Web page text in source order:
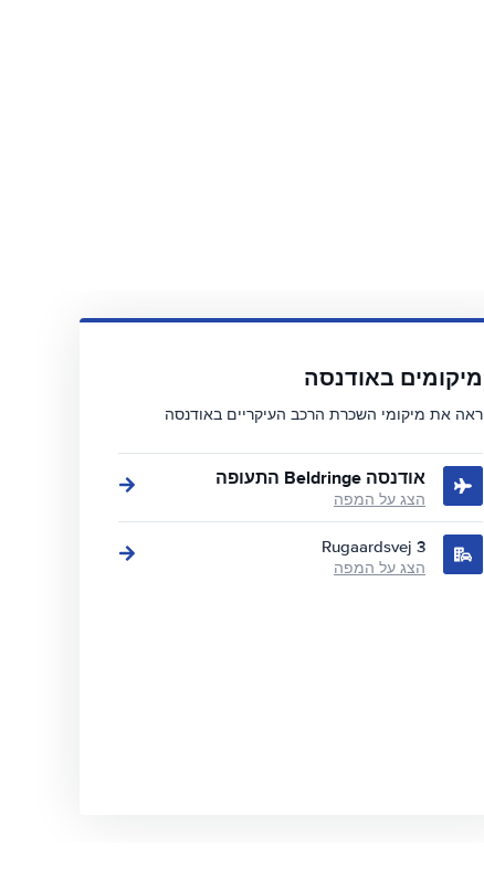
מיקומים באודנסה
ראה את מיקומי השכרת הרכב העיקריים באודנסה
אודנסה Beldringe התעופה
הצג על המפה
Rugaardsvej 3
הצג על המפה